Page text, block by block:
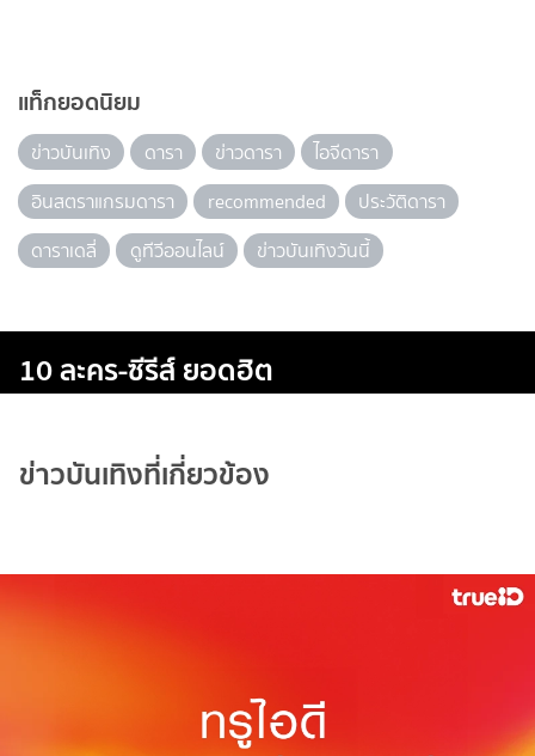
แท็กยอดนิยม
ข่าวบันเทิง ดารา ข่าวดารา
ไอจีดารา
อินสตราแกรมดารา
recommended
ประวัติดารา
ดาราเดลี่
ดูทีวีออนไลน์ ข่าวบันเทิงวันนี้
10 ละคร-ซีรีส์ ยอดฮิต
ข่าวบันเทิงที่เกี่ยวข้อง